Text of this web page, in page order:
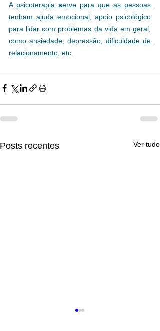
A psicoterapia serve para que as pessoas
tenham ajuda emocional, apoio psicológico
para lidar com problemas da vida em geral,
como ansiedade, depressão, dificuldade de
relacionamento , etc.
Posts recentes Ver tudo